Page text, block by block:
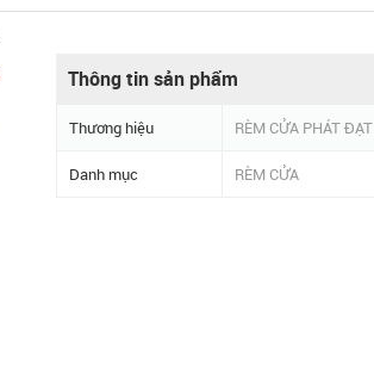
Thông tin sản phẩm
Thương hiệu RÈM CỬA PHÁT ĐẠT
Danh mục RÈM CỬA